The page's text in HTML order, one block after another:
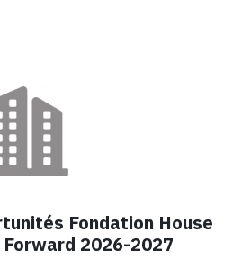
Fondation House
2026-2027